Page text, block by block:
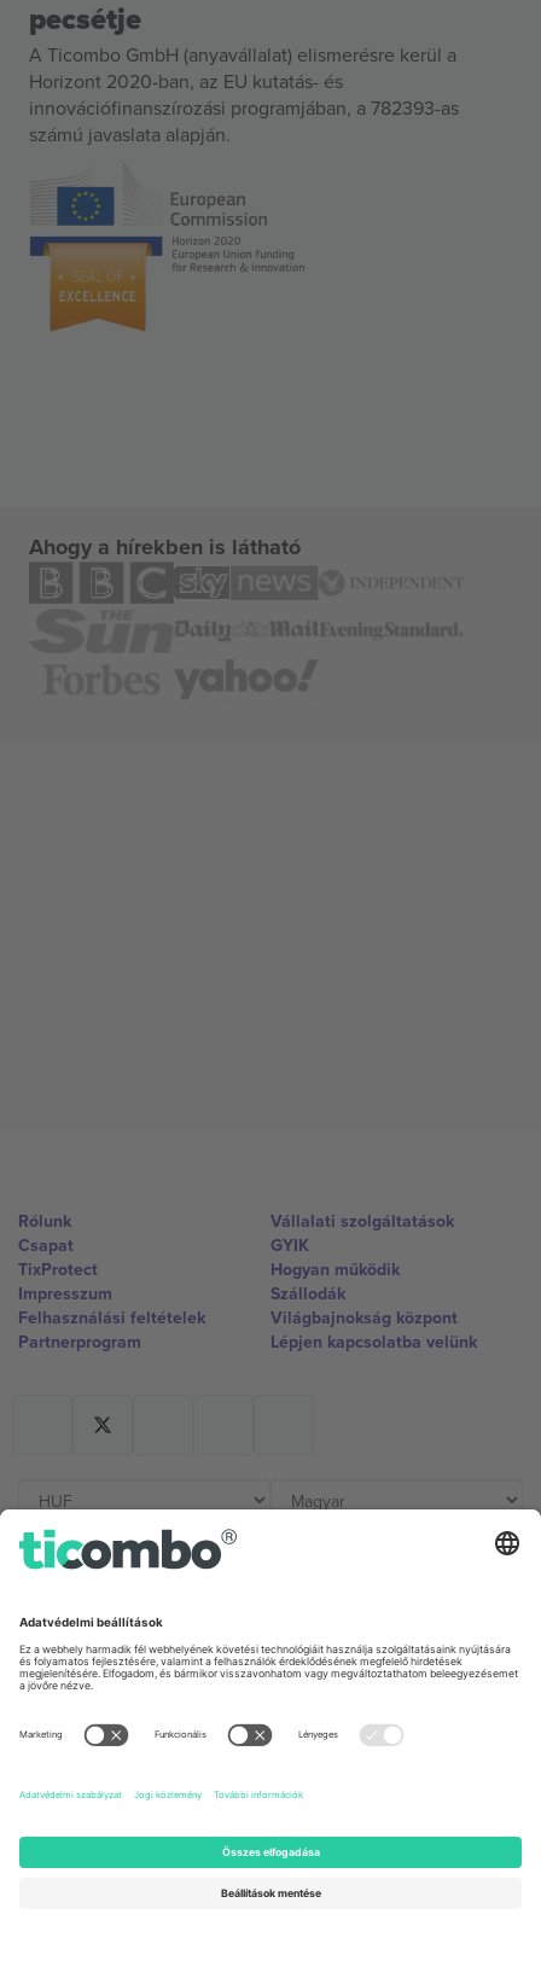
pecsétje
A Ticombo GmbH (anyavállalat) elismerésre kerül a
Horizont 2020-ban, az EU kutatás- és
innovációfinanszírozási programjában, a 782393-as
számú javaslata alapján.
Ahogy a hírekben is látható
Rólunk
Csapat
TixProtect
Impresszum
Felhasználási feltételek
Partnerprogram
Vállalati szolgáltatások
GYIK
Hogyan működik
Szállodák
Világbajnokság központ
Lépjen kapcsolatba velünk
Germany
Unter den Linden 24, 10117
Berlin, Germany
United Kingdom
167 City Road, London, Greater
Newark, Delaware 19713, United
States
Engelberg, Switzerland